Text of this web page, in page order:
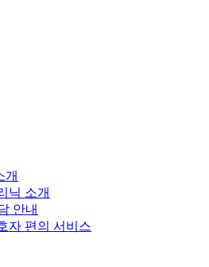
개
닉 소개
안내
자 편의 서비스